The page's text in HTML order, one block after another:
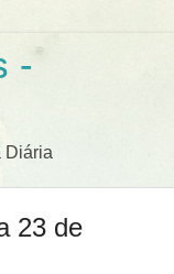
-
Diária
23 de